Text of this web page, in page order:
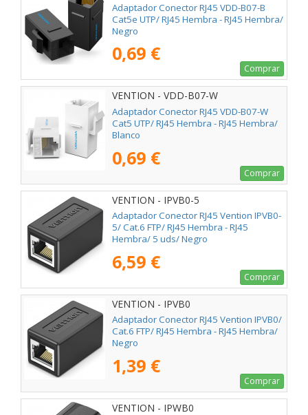
Adaptador Conector RJ45 VDD-B07-B
Cat5e UTP/ RJ45 Hembra - RJ45 Hembra/
Negro
0,69 €
Comprar
VENTION - VDD-B07-W
Adaptador Conector RJ45 VDD-B07-W
Cat5 UTP/ RJ45 Hembra - RJ45 Hembra/
Blanco
0,69 €
Comprar
VENTION - IPVB0-5
Adaptador Conector RJ45 Vention IPVB0-
5/ Cat.6 FTP/ RJ45 Hembra - RJ45
Hembra/ 5 uds/ Negro
6,59 €
Comprar
VENTION - IPVB0
Adaptador Conector RJ45 Vention IPVB0/
Cat.6 FTP/ RJ45 Hembra - RJ45 Hembra/
Negro
1,39 €
Comprar
VENTION - IPWB0